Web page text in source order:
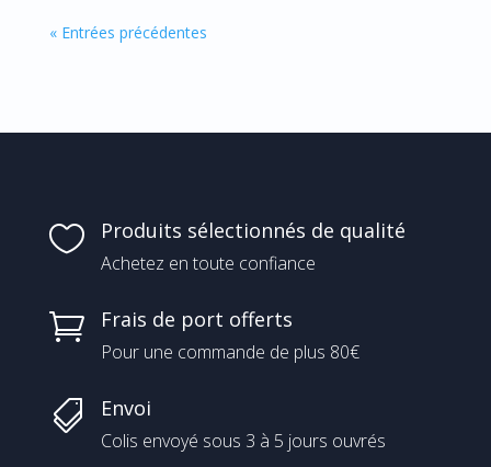
« Entrées précédentes
 Produits sélectionnés de qualité
Achetez en toute confiance
 Frais de port offerts
Pour une commande de plus 80€
 Envoi
Colis envoyé sous 3 à 5 jours ouvrés